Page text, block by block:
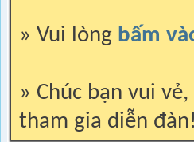
» Vui lòng bấm
» Chúc bạn vui
tham gia diễn đàn!